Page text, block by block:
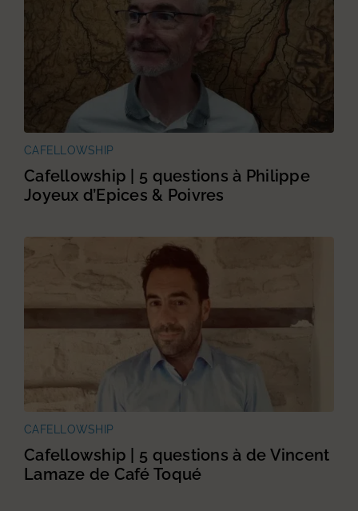
CAFELLOWSHIP
Cafellowship | 5 questions à Philippe
Joyeux d’Epices & Poivres
CAFELLOWSHIP
Cafellowship | 5 questions à de Vincent
Lamaze de Café Toqué